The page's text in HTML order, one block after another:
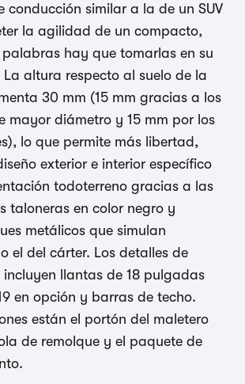
conducción similar a la de un SUV
la agilidad de un compacto,
hay que tomarlas en su
altura respecto al suelo de la
30 mm (15 mm gracias a los
mayor diámetro y 15 mm por los
lo que permite más libertad,
exterior e interior específico
todoterreno gracias a las
taloneras en color negro y
metálicos que simulan
el del cárter. Los detalles de
llantas de 18 pulgadas
en opción y barras de techo.
están el portón del maletero
de remolque y el paquete de